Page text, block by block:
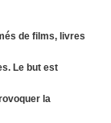
de films, livres
Le but est
la